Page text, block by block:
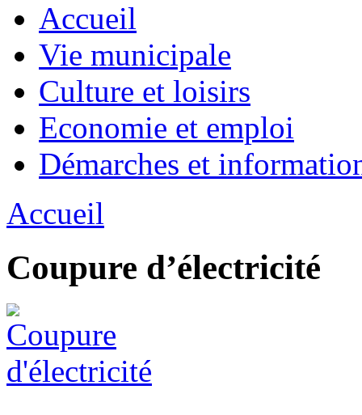
Accueil
Vie municipale
Culture et loisirs
Economie et emploi
Démarches et
Accueil
Coupure d’électricité